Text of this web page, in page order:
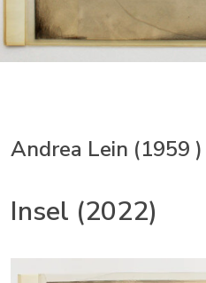
Andrea Lein (1959 )
Insel (2022)